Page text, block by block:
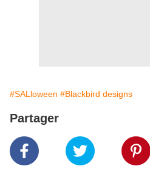
#SALloween #Blackbird designs
Partager